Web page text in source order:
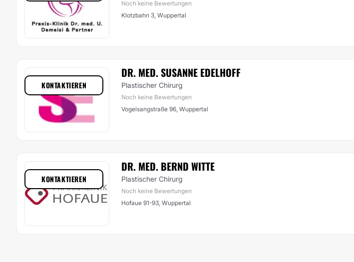
Noch keine Bewertungen
Klotzbahn 3, Wuppertal
DR. MED. SUSANNE EDELHOFF
Plastischer Chirurg
Noch keine Bewertungen
Vogelsangstraße 96, Wuppertal
KONTAKTIEREN
DR. MED. BERND WITTE
Plastischer Chirurg
Noch keine Bewertungen
Hofaue 91-93, Wuppertal
KONTAKTIEREN